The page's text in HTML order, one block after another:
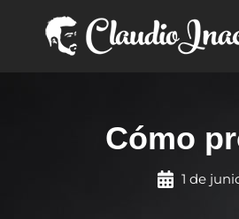
contenido
Cómo
1 de